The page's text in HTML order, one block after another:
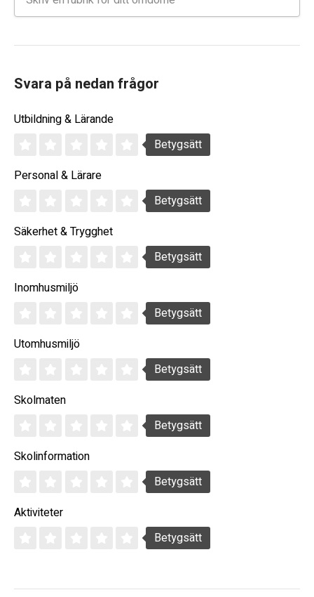
Svara på nedan frågor
Utbildning & Lärande
Betygsätt
Personal & Lärare
Betygsätt
Säkerhet & Trygghet
Betygsätt
Inomhusmiljö
Betygsätt
Utomhusmiljö
Betygsätt
Skolmaten
Betygsätt
Skolinformation
Betygsätt
Aktiviteter
Betygsätt